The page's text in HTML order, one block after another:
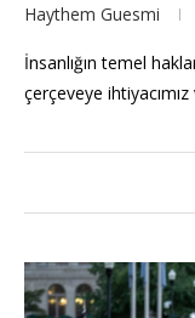
Haythem Guesmi
İnsanlığın temel
çerçeveye